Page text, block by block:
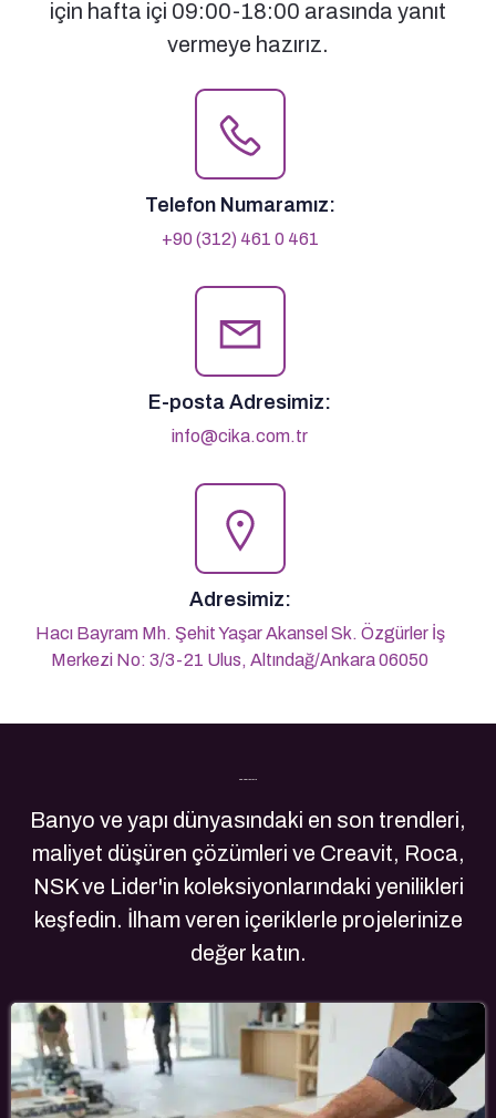
için hafta içi 09:00-18:00 arasında yanıt
vermeye hazırız.
Telefon Numaramız:
+90 (312) 461 0 461
E-posta Adresimiz:
info@cika.com.tr
Adresimiz:
Hacı Bayram Mh. Şehit Yaşar Akansel Sk. Özgürler İş
Merkezi No: 3/3-21 Ulus, Altındağ/Ankara 06050
Son Yazılarımız
Banyo ve yapı dünyasındaki en son trendleri,
maliyet düşüren çözümleri ve Creavit, Roca,
NSK ve Lider'in koleksiyonlarındaki yenilikleri
keşfedin. İlham veren içeriklerle projelerinize
değer katın.